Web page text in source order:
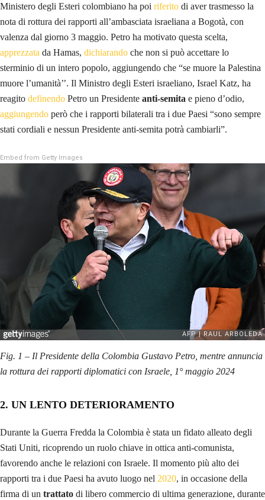
Ministero degli Esteri colombiano ha poi riferito di aver trasmesso la
nota di rottura dei rapporti all’ambasciata israeliana a Bogotà, con
valenza dal giorno 3 maggio. Petro ha motivato questa scelta,
apprezzata da Hamas, dichiarando che non si può accettare lo
sterminio di un intero popolo, aggiungendo che “se muore la Palestina
muore l’umanità’’. Il Ministro degli Esteri israeliano, Israel Katz, ha
reagito definendo Petro un Presidente anti-semita e pieno d’odio,
aggiungendo però che i rapporti bilaterali tra i due Paesi “sono sempre
stati cordiali e nessun Presidente anti-semita potrà cambiarli”.
Embed from Getty Images
Fig. 1 – Il Presidente della Colombia Gustavo Petro, mentre annuncia
la rottura dei rapporti diplomatici con Israele, 1° maggio 2024
2. UN LENTO DETERIORAMENTO
Durante la Guerra Fredda la Colombia è stata un fidato alleato degli
Stati Uniti, ricoprendo un ruolo chiave in ottica anti-comunista,
favorendo anche le relazioni con Israele. Il momento più alto dei
rapporti tra i due Paesi ha avuto luogo nel 2020, in occasione della
firma di un trattato di libero commercio di ultima generazione, durante